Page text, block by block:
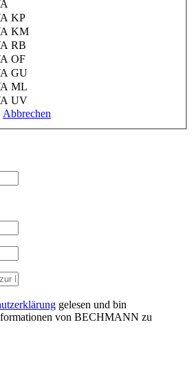
KP
KM
RB
OF
GU
ML
UV
Abbrechen
gelesen und bin
von BECHMANN zu